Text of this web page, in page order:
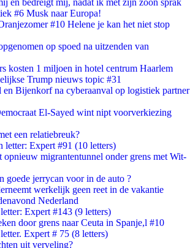
en bedreigt mij, nadat ik met zijn zoon sprak
#6 Musk naar Europa!
#10 Helene je kan het niet stop
op spoed na uitzenden van
kosten 1 miljoen in hotel centrum Haarlem
Trump nieuws topic #31
Bijenkorf na cyberaanval op logistiek partner
El-Sayed wint nipt voorverkiezing
een relatiebreuk?
letter: Expert #91 (10 letters)
migrantentunnel onder grens met Wit-
goede jerrycan voor in de auto ?
werkelijk geen reet in de vakantie
Nederland
Expert #143 (9 letters)
door grens naar Ceuta in Spanje,l #10
Expert # 75 (8 letters)
uit verveling?